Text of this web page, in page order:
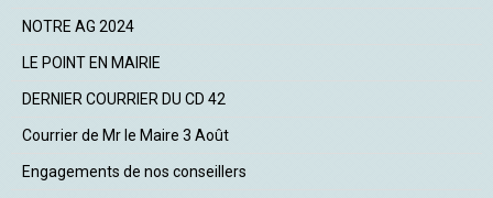
NOTRE AG 2024
LE POINT EN MAIRIE
DERNIER COURRIER DU CD 42
Courrier de Mr le Maire 3 Août
Engagements de nos conseillers